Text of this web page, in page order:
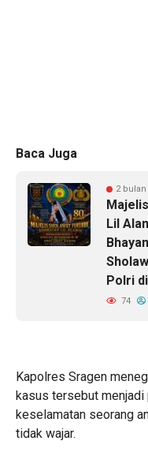
Baca Juga
2
Lil
Polri
74
Kapolres Sragen
kasus tersebut
keselamatan seorang
tidak wajar.